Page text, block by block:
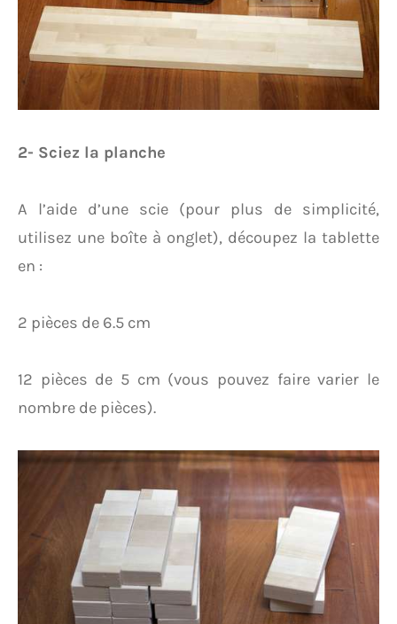
2- Sciez la planche
A l’aide d’une scie (pour plus de simplicité,
utilisez une boîte à onglet), découpez la tablette
en :
2 pièces de 6.5 cm
12 pièces de 5 cm (vous pouvez faire varier le
nombre de pièces).